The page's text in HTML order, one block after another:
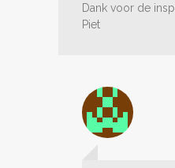
Dank voor de
Piet